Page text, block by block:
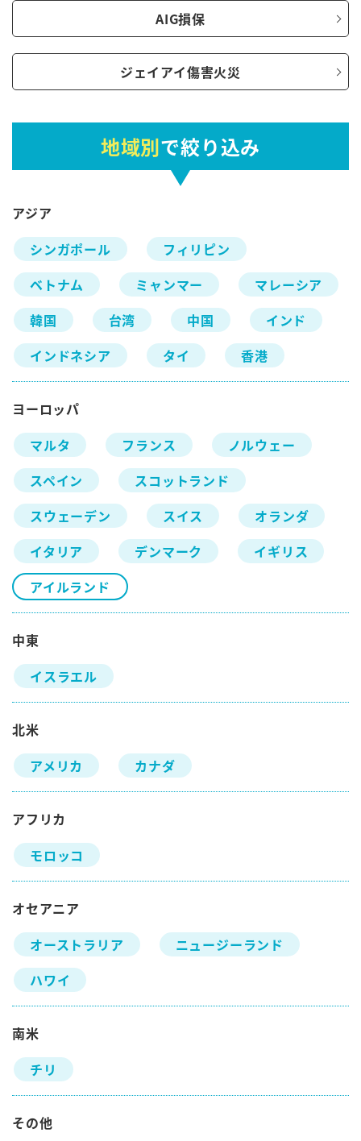
AIG損保
ジェイアイ傷害火災
地域別で絞り込み
アジア
シンガポール
フィリピン
ベトナム
ミャンマー
マレーシア
韓国
台湾 中国
インド
インドネシア
タイ 香港
ヨーロッパ
マルタ
フランス
ノルウェー
スペイン
スコットランド
スウェーデン
スイス
オランダ
イタリア
デンマーク
イギリス
アイルランド
中東
イスラエル
北米
アメリカ
カナダ
アフリカ
モロッコ
オセアニア
オーストラリア
ニュージーランド
ハワイ
南米
チリ
その他